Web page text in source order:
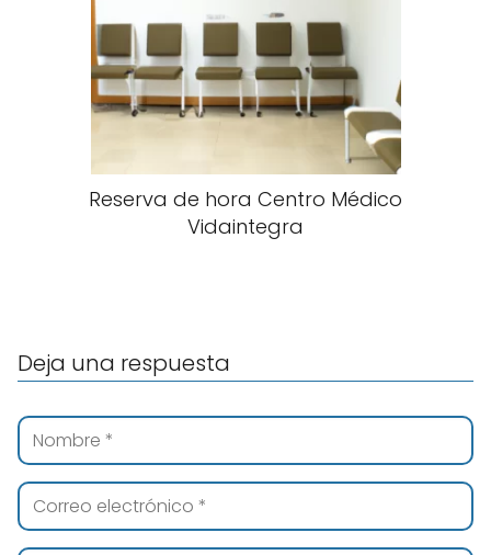
Reserva de hora Centro Médico
Vidaintegra
Deja una respuesta